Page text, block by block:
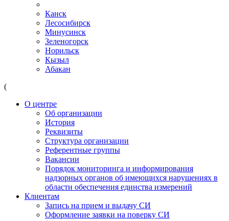
Канск
Лесосибирск
Минусинск
Зеленогорск
Норильск
Кызыл
Абакан
(
О центре
Об организации
История
Реквизиты
Структура организации
Референтные группы
Вакансии
Порядок мониторинга и информирования
надзорных органов об имеющихся нарушениях в
области обеспечения единства измерений
Клиентам
Запись на прием и выдачу СИ
Оформление заявки на поверку СИ